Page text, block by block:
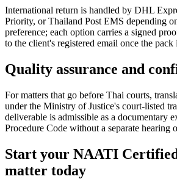
International return is handled by DHL
Priority, or Thailand Post EMS depending
preference; each option carries a signed
to the client's registered email once the pack
Quality assurance and
For matters that go before Thai courts,
under the Ministry of Justice's court-listed
deliverable is admissible as a documentary
Procedure Code without a separate hearing
Start your NAATI
matter today